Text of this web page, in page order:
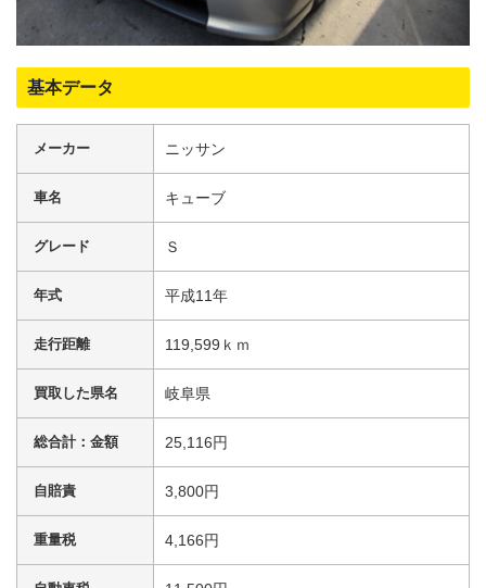
基本データ
メーカー ニッサン
車名 キューブ
グレード Ｓ
年式 平成11年
走行距離 119,599ｋｍ
買取した県名 岐阜県
総合計：金額 25,116円
自賠責 3,800円
重量税 4,166円